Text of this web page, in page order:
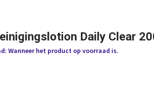
Daily Clear
Wanneer het product op voorraad is.